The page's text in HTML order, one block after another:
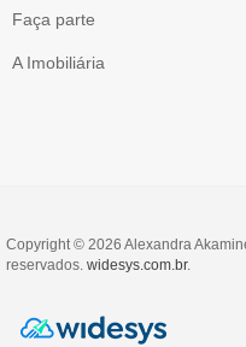
Faça parte
A Imobiliária
Copyright © 2026 Alexandra
reservados. widesys.com.br.